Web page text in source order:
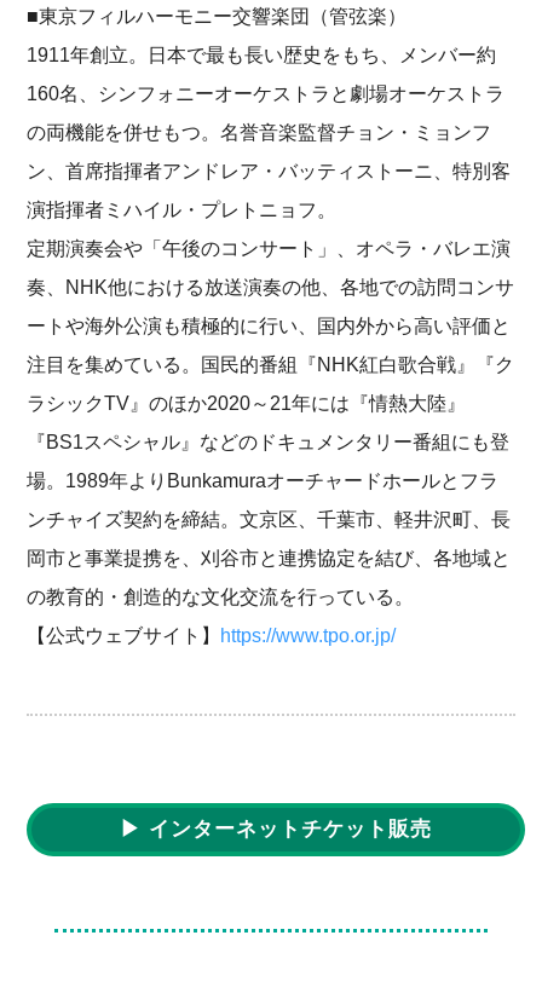
■東京フィルハーモニー交響楽団（管弦楽）
1911年創立。日本で最も長い歴史をもち、メンバー約
160名、シンフォニーオーケストラと劇場オーケストラ
の両機能を併せもつ。名誉音楽監督チョン・ミョンフ
ン、首席指揮者アンドレア・バッティストーニ、特別客
演指揮者ミハイル・プレトニョフ。
定期演奏会や「午後のコンサート」、オペラ・バレエ演
奏、NHK他における放送演奏の他、各地での訪問コンサ
ートや海外公演も積極的に行い、国内外から高い評価と
注目を集めている。国民的番組『NHK紅白歌合戦』『ク
ラシックTV』のほか2020～21年には『情熱大陸』
『BS1スペシャル』などのドキュメンタリー番組にも登
場。1989年よりBunkamuraオーチャードホールとフラ
ンチャイズ契約を締結。文京区、千葉市、軽井沢町、長
岡市と事業提携を、刈谷市と連携協定を結び、各地域と
の教育的・創造的な文化交流を行っている。
【公式ウェブサイト】 https://www.tpo.or.jp/
▶ インターネットチケット販売